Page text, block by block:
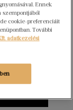
Ennek
szempontjából
cookie-preferenciáit
További
adatkezelési